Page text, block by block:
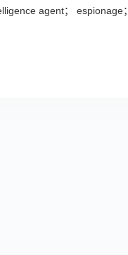
agent； espionage；